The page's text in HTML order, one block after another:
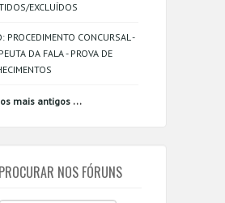
EXCLUÍDOS
PROCEDIMENTO CONCURSAL -
DA FALA - PROVA DE
mais antigos ...
PROCURAR NOS FÓRUNS